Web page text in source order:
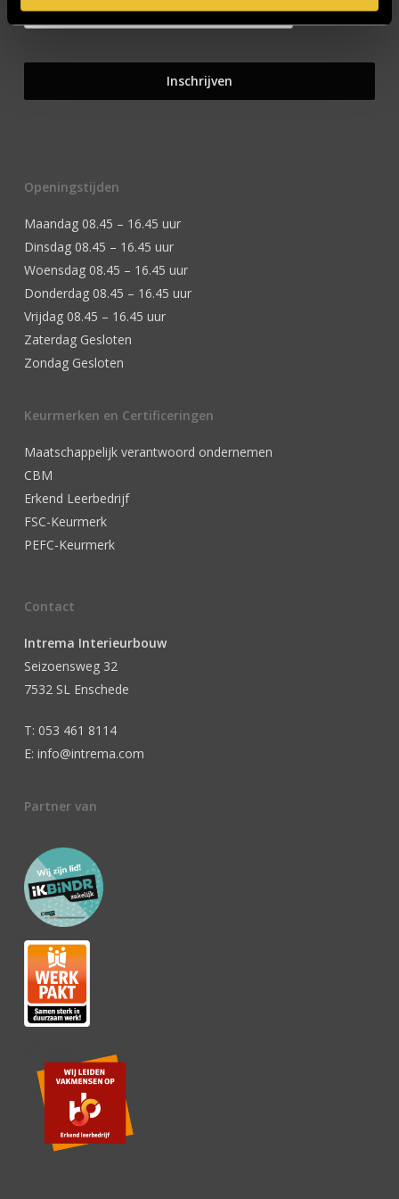
Openingstijden
Maandag 08.45 – 16.45 uur
Dinsdag 08.45 – 16.45 uur
Woensdag 08.45 – 16.45 uur
Donderdag 08.45 – 16.45 uur
Vrijdag 08.45 – 16.45 uur
Zaterdag Gesloten
Zondag Gesloten
Keurmerken en Certificeringen
Maatschappelijk verantwoord ondernemen
CBM
Erkend Leerbedrijf
FSC-Keurmerk
PEFC-Keurmerk
Contact
Intrema Interieurbouw
Seizoensweg 32
7532 SL Enschede
T: 053 461 8114
E: info@intrema.com
Partner van